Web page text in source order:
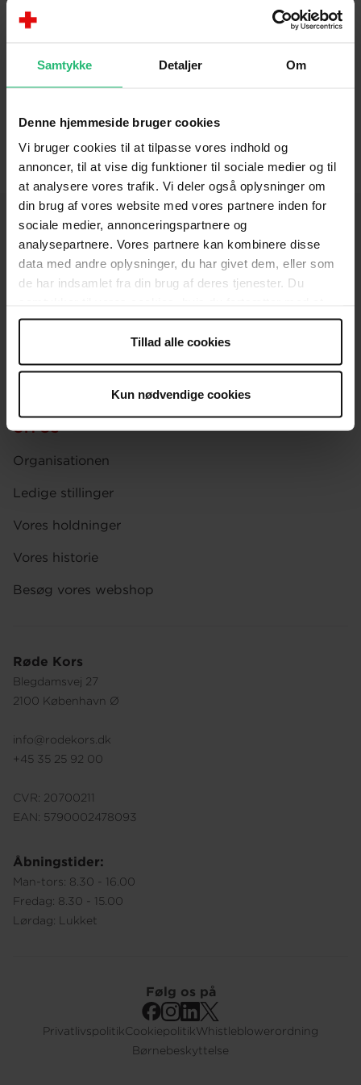
Samtykke Detaljer Om
Denne hjemmeside bruger cookies
Vi bruger cookies til at tilpasse vores indhold og
annoncer, til at vise dig funktioner til sociale medier og til
at analysere vores trafik. Vi deler også oplysninger om
din brug af vores website med vores partnere inden for
sociale medier, annonceringspartnere og
analysepartnere. Vores partnere kan kombinere disse
data med andre oplysninger, du har givet dem, eller som
de har indsamlet fra din brug af deres tjenester. Du
anvende vores hjemmeside.
Tillad alle cookies
Kun nødvendige cookies
hjemmeside kan du skabe dig et overblik over
afdelingens aktiviteter, komme i kontakt med den
genbrugsbutik og tøjcontainer nær dig.
Røde Kors
Blegdamsvej 27
2100 København Ø
info@rodekors.dk
+45 35 25 92 00
CVR: 20700211
EAN: 5790002478093
Åbningstider:
Man-tors: 8.30 - 16.00
Fredag: 8.30 - 15.00
Lørdag: Lukket
KONTAKT
Afdelinger
Spørgsmål om donation og medlemskab
OM OS
Organisationen
Ledige stillinger
Vores holdninger
Vores historie
Besøg vores webshop
PrivatlivspolitikCookiepolitikWhistleblowerordning
Børnebeskyttelse
Følg os på